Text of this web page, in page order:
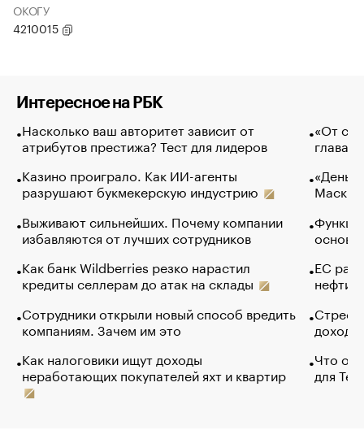
ОКОГУ
4210015
Интересное на РБК
Насколько ваш авторитет зависит от
атрибутов престижа? Тест для лидеров
Казино проиграло. Как ИИ-агенты
разрушают букмекерскую индустрию
Выживают сильнейших. Почему компании
избавляются от лучших сотрудников
Как банк Wildberries резко нарастил
кредиты селлерам до атак на склады
Сотрудники открыли новый способ вредить
компаниям. Зачем им это
Как налоговики ищут доходы
неработающих покупателей яхт и квартир
«От
глава
Маск в
основ
ЕС
нефти
Что
для